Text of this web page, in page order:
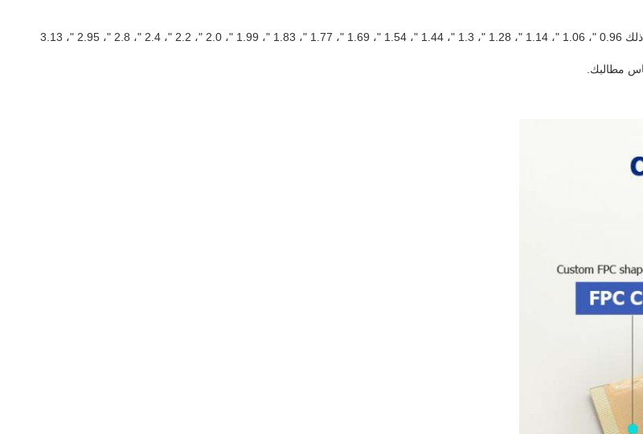
نحن نطور بشكل رئيسي شاشات TFT LCD من الأحجام الصغيرة والمتوسطة ، بما في ذلك 0.96 "، 1.06 "، 1.14 "، 1.28 "، 1.3 "، 1.44 "، 1.54 "، 1.69 "، 1.77 "، 1.83 "، 1.99 "، 2.0 "، 2.2 "، 2.4 "، 2.8 "، 2.95 "، 3.13